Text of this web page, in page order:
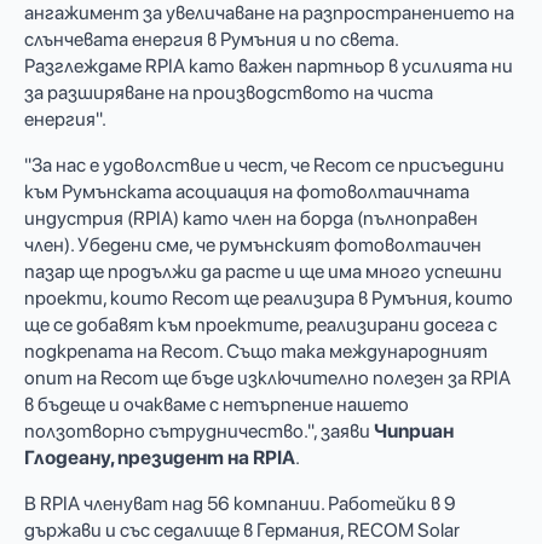
ангажимент за увеличаване на разпространението на
слънчевата енергия в Румъния и по света.
Разглеждаме RPIA като важен партньор в усилията ни
за разширяване на производството на чиста
енергия".
"За нас е удоволствие и чест, че Recom се присъедини
към Румънската асоциация на фотоволтаичната
индустрия (RPIA) като член на борда (пълноправен
член). Убедени сме, че румънският фотоволтаичен
пазар ще продължи да расте и ще има много успешни
проекти, които Recom ще реализира в Румъния, които
ще се добавят към проектите, реализирани досега с
подкрепата на Recom. Също така международният
опит на Recom ще бъде изключително полезен за RPIA
в бъдеще и очакваме с нетърпение нашето
ползотворно сътрудничество.", заяви Чиприан
Глодеану, президент на RPIA.
В RPIA членуват над 56 компании. Работейки в 9
държави и със седалище в Германия, RECOM Solar